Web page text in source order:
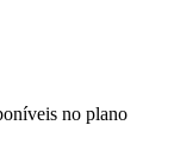
no plano